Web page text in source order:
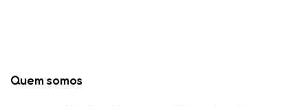
Quem somos